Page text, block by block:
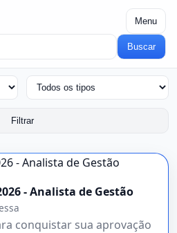
Menu
Buscar
Filtrar
- Analista de Gestão
conquistar sua aprovação